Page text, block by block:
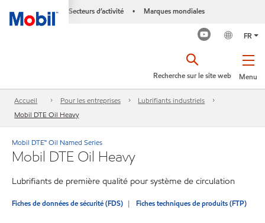
Secteurs d’activité • Marques mondiales
FR
Menu
Recherche sur le site web
Accueil Pour les entreprises
Lubrifiants industriels
Mobil DTE Oil Heavy
Mobil DTE™ Oil Named Series
Mobil DTE Oil Heavy
Lubrifiants de première qualité pour système de circulation
Fiches de données de sécurité (FDS) Fiches techniques de produits (FTP)